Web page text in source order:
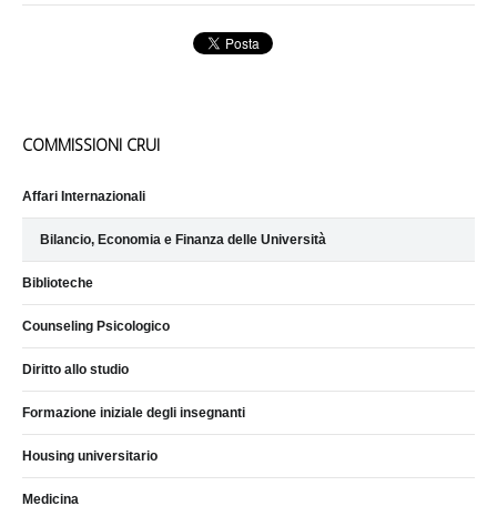
COMMISSIONI CRUI
Affari Internazionali
Bilancio, Economia e Finanza delle Università
Biblioteche
Counseling Psicologico
Diritto allo studio
Formazione iniziale degli insegnanti
Housing universitario
Medicina